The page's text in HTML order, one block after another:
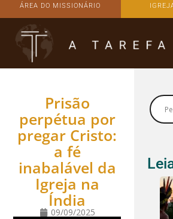
ÁREA DO MISSIONÁRIO
Prisão
perpétua por
pregar Cristo:
a fé
inabalável da
Igreja na
Índia
09/09/2025